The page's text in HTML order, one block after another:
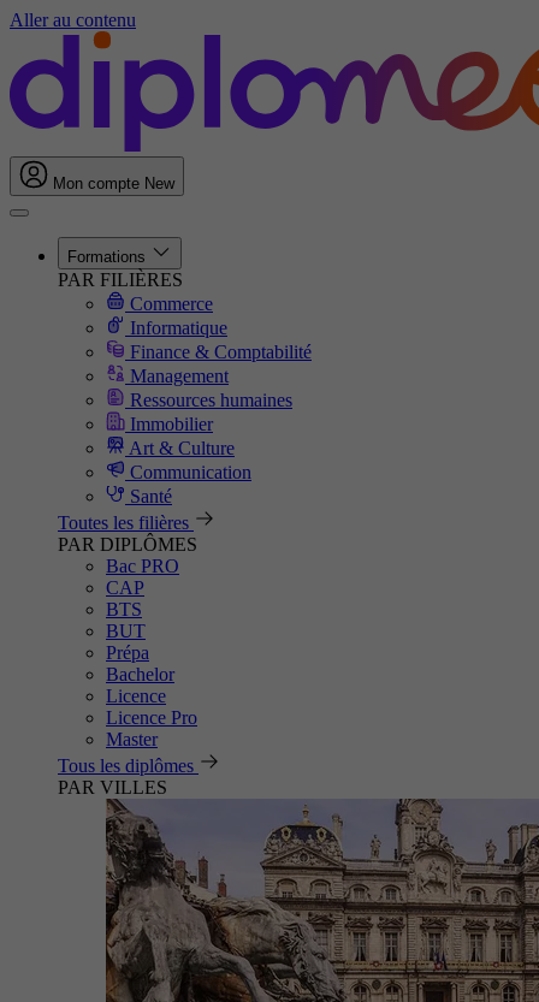
Aller au contenu
Mon compte New
Formations
PAR FILIÈRES
Commerce
Informatique
Finance & Comptabilité
Management
Ressources humaines
Immobilier
Art & Culture
Communication
Santé
Toutes les filières
PAR DIPLÔMES
Bac PRO
CAP
BTS
BUT
Prépa
Bachelor
Licence
Licence Pro
Master
Tous les diplômes
PAR VILLES